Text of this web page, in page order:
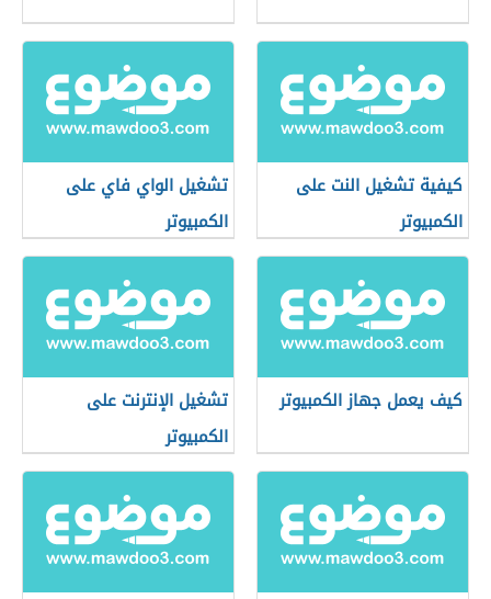
كيفية تشغيل النت على
الكمبيوتر
تشغيل الواي فاي على
الكمبيوتر
كيف يعمل جهاز الكمبيوتر
تشغيل الإنترنت على
الكمبيوتر